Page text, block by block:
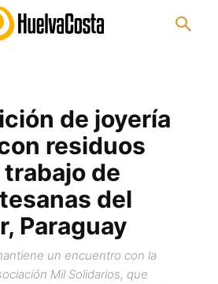
de joyería
residuos
de
del
Paraguay
un encuentro con la
Mil Solidarios, que